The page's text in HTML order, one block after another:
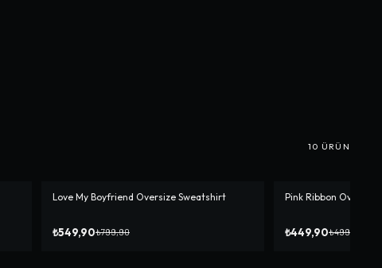
10 ÜRÜN
-%31
Love My Boyfriend Oversize Sweatshirt
₺549,90₺799,90
-% 10
Pink Ribbon
₺449,90₺499,90